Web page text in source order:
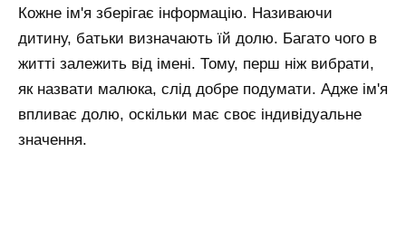
Кожне ім'я зберігає інформацію. Називаючи
дитину, батьки визначають їй долю. Багато чого в
житті залежить від імені. Тому, перш ніж вибрати,
як назвати малюка, слід добре подумати. Адже ім'я
впливає долю, оскільки має своє індивідуальне
значення.